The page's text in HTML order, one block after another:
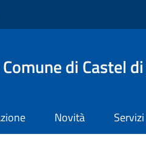
Comune di Castel
Novità Servizi